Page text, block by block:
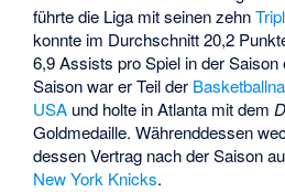
führte die Liga mit seinen zehn
konnte im Durchschnitt 20,2
6,9 Assists pro Spiel in der
Saison war er Teil der
USA und holte in Atlanta mit dem
Goldmedaille. Währenddessen
dessen Vertrag nach der Saison
New York Knicks.